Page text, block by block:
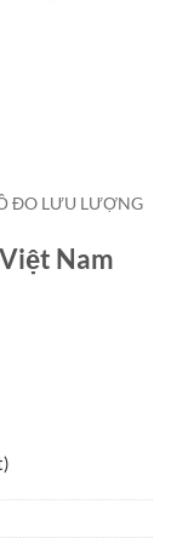
ĐO LƯU LƯỢNG
Nam